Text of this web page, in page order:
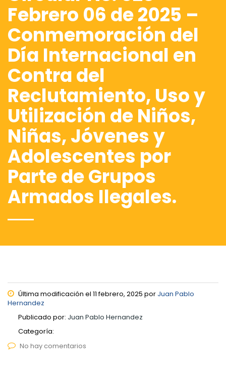
Febrero 06 de 2025 –
Conmemoración del
Día Internacional en
Contra del
Reclutamiento, Uso y
Utilización de Niños,
Niñas, Jóvenes y
Adolescentes por
Parte de Grupos
Armados Ilegales.
Última modificación el 11 febrero, 2025 por Juan Pablo
Hernandez
Publicado por: Juan Pablo Hernandez
Categoría:
No hay comentarios